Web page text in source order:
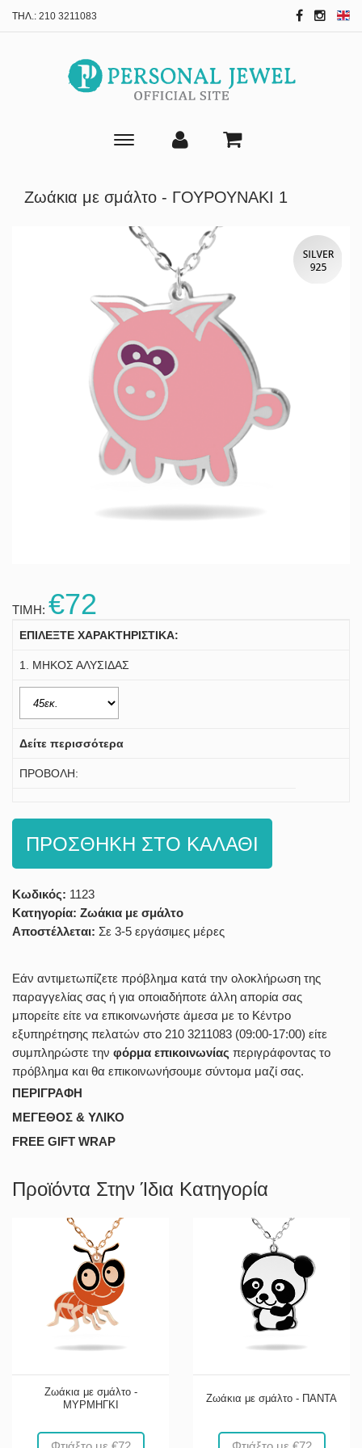
ΤΗΛ.: 210 3211083
Toggle
Ζωάκια με σμάλτο - ΓΟΥΡΟΥΝΑΚΙ 1
ΤΙΜΗ: €72
ΕΠΙΛΕΞΤΕ ΧΑΡΑΚΤΗΡΙΣΤΙΚΑ:
1. ΜΗΚΟΣ ΑΛΥΣΙΔΑΣ
Δείτε περισσότερα
ΠΡΟΒΟΛΗ:
ΠΡΟΣΘΗΚΗ ΣΤΟ ΚΑΛΑΘΙ
Κωδικός: 1123
Κατηγορία: Ζωάκια με σμάλτο
Αποστέλλεται: Σε 3-5 εργάσιμες μέρες
Εάν αντιμετωπίζετε πρόβλημα κατά την ολοκλήρωση της
παραγγελίας σας ή για οποιαδήποτε άλλη απορία σας
μπορείτε είτε να επικοινωνήστε άμεσα με το Κέντρο
εξυπηρέτησης πελατών στο 210 3211083 (09:00-17:00) είτε
συμπληρώστε την φόρμα επικοινωνίας περιγράφοντας το
πρόβλημα και θα επικοινωνήσουμε σύντομα μαζί σας.
ΠΕΡΙΓΡΑΦΗ
ΜΕΓΕΘΟΣ & ΥΛΙΚΟ
FREE GIFT WRAP
Προϊόντα Στην Ίδια Κατηγορία
Ζωάκια με σμάλτο -
ΜΥΡΜΗΓΚΙ
Ζωάκια με σμάλτο - ΠΑΝΤΑ